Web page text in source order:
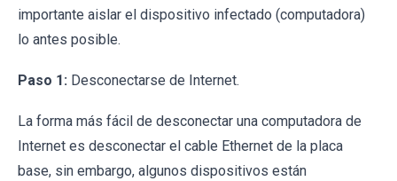
importante aislar el dispositivo infectado (computadora)
lo antes posible.
Paso 1: Desconectarse de Internet.
La forma más fácil de desconectar una computadora de
Internet es desconectar el cable Ethernet de la placa
base, sin embargo, algunos dispositivos están